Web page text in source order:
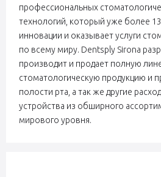
профессиональных
технологий, который уже более
инновации и оказывает услуги
по всему миру. Dentsply Sirona
производит и продает полную
стоматологическую продукцию и
полости рта, а так же другие
устройства из обширного
мирового уровня.